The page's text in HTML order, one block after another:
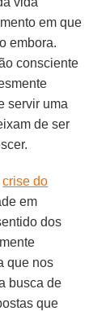
em que
embora.
consciente
servir uma
de ser
crise do
em
dos
que nos
busca de
que